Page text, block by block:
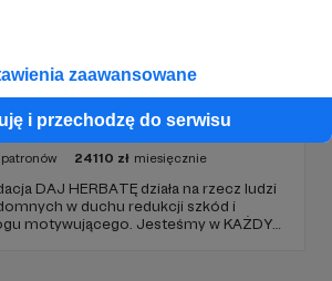
zaawansowane
i przechodzę do serwisu
DAJ HERBATĘ
patronów 24110 zł miesięcznie
DAJ HERBATĘ działa na rzecz ludzi
w duchu redukcji szkód i
motywującego. Jesteśmy w KAŻDY